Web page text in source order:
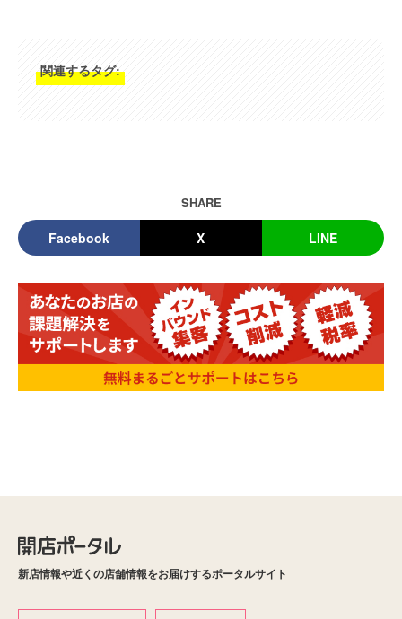
関連するタグ:
SHARE
Facebook X LINE
新店情報や近くの店舗情報をお届けするポータルサイト